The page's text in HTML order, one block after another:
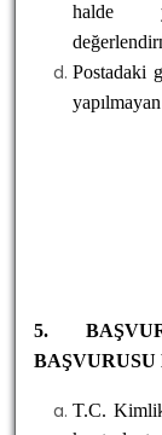
halde
Postadaki
5.
T.C.